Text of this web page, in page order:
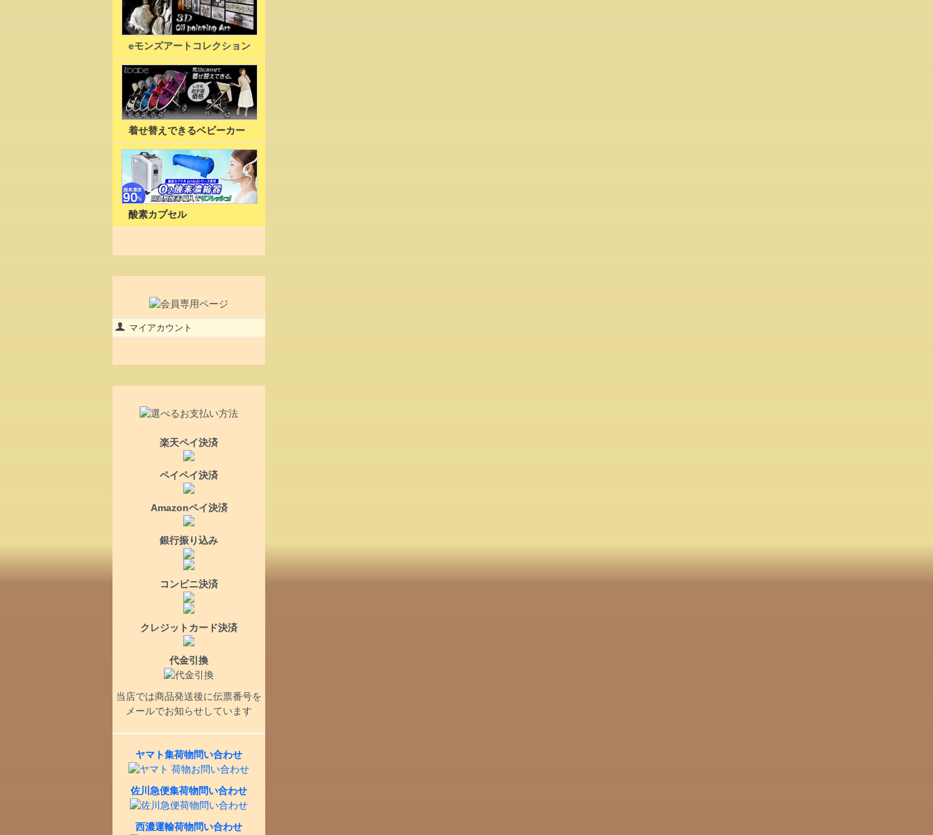
eモンズアートコレクション
着せ替えできるベビーカー
酸素カプセル
マイアカウント
楽天ペイ決済
ペイペイ決済
Amazonペイ決済
銀行振り込み
コンビニ決済
クレジットカード決済
代金引換
当店では商品発送後に伝票番号を
メールでお知らせしています
ヤマト集荷物問い合わせ
佐川急便集荷物問い合わせ
西濃運輸荷物問い合わせ